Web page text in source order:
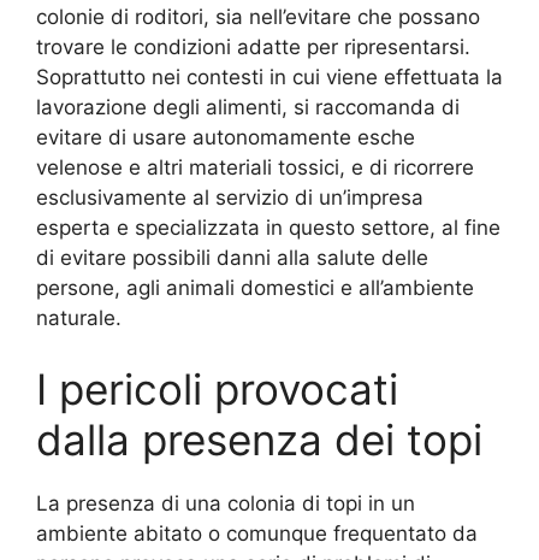
colonie di roditori, sia nell’evitare che possano
trovare le condizioni adatte per ripresentarsi.
Soprattutto nei contesti in cui viene effettuata la
lavorazione degli alimenti, si raccomanda di
evitare di usare autonomamente esche
velenose e altri materiali tossici, e di ricorrere
esclusivamente al servizio di un’impresa
esperta e specializzata in questo settore, al fine
di evitare possibili danni alla salute delle
persone, agli animali domestici e all’ambiente
naturale.
I pericoli provocati
dalla presenza dei topi
La presenza di una colonia di topi in un
ambiente abitato o comunque frequentato da